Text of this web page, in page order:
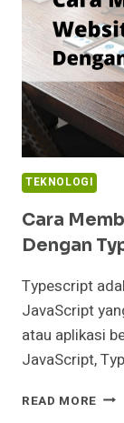
TEKNOLOGI
Cara
Dengan
Typescript
JavaScript
atau aplikasi
JavaScript,
READ MORE CARA